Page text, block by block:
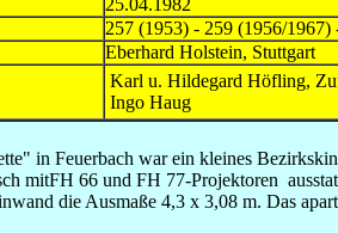
25.04.1982
257 (1953) - 259 (1956/1967)
Eberhard Holstein, Stuttgart
Karl u. Hildegard Höfling,
Ingo Haug
in Feuerbach war ein kleines
mitFH 66 und FH 77-Projektoren
die Ausmaße 4,3 x 3,08 m. Das